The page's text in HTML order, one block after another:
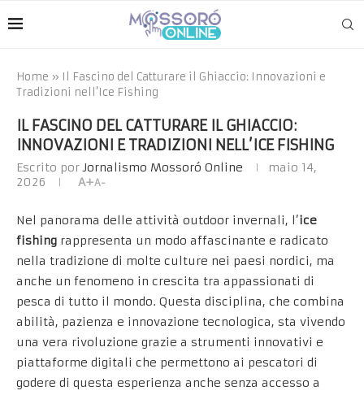
Home » Il Fascino del Catturare il Ghiaccio: Innovazioni e
Tradizioni nell’Ice Fishing
IL FASCINO DEL CATTURARE IL GHIACCIO:
INNOVAZIONI E TRADIZIONI NELL’ICE FISHING
Escrito porJornalismo Mossoró Online
maio 14,
2026
A+A-
Nel panorama delle attività outdoor invernali, l’ice
fishing rappresenta un modo affascinante e radicato
nella tradizione di molte culture nei paesi nordici, ma
anche un fenomeno in crescita tra appassionati di
pesca di tutto il mondo. Questa disciplina, che combina
abilità, pazienza e innovazione tecnologica, sta vivendo
una vera rivoluzione grazie a strumenti innovativi e
piattaforme digitali che permettono ai pescatori di
godere di questa esperienza anche senza accesso a